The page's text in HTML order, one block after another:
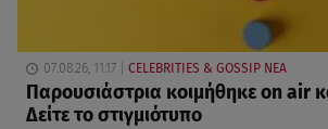
07.08.26, 11:17 CELEBRITIES & GOSSIP ΝΕΑ
Παρουσιάστρια κοιμήθηκε on air
Δείτε το στιγμιότυπο